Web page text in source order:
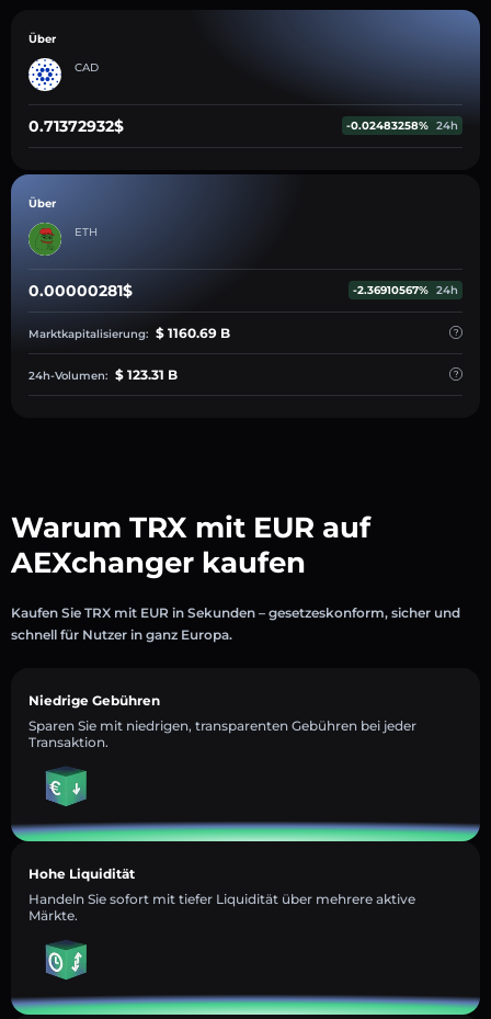
Über
CAD
0.71372932$ -0.02483258% 24h
Über
ETH
0.00000281$ -2.36910567% 24h
Marktkapitalisierung: $ 1160.69 B
24h-Volumen: $ 123.31 B
Warum TRX mit EUR auf
AEXchanger kaufen
Kaufen Sie TRX mit EUR in Sekunden – gesetzeskonform, sicher und
schnell für Nutzer in ganz Europa.
Niedrige Gebühren
Sparen Sie mit niedrigen, transparenten Gebühren bei jeder
Transaktion.
Hohe Liquidität
Handeln Sie sofort mit tiefer Liquidität über mehrere aktive
Märkte.